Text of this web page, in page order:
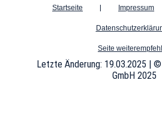
Startseite Impressum
Seite
Letzte Änderung: 19.03.2025 |
GmbH 2025